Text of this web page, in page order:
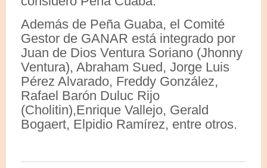
Además de Peña Guaba, el Comité
Gestor de GANAR está integrado por
Juan de Dios Ventura Soriano (Jhonny
Ventura), Abraham Sued, Jorge Luis
Pérez Alvarado, Freddy González,
Rafael Barón Duluc Rijo
(Cholitin),Enrique Vallejo, Gerald
Bogaert, Elpidio Ramírez, entre otros.